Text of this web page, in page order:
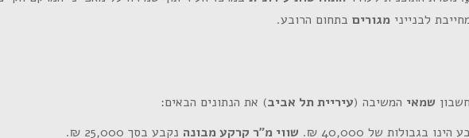
לבנייני מגורים בתחום הרובע.
שמאי המשיבה (עיריית תל אביב) את הנתונים הבאים:
בגבולות של 40,000 ₪. שווי מ"ר קרקע מבונה נקבע בסך 25,000 ₪.